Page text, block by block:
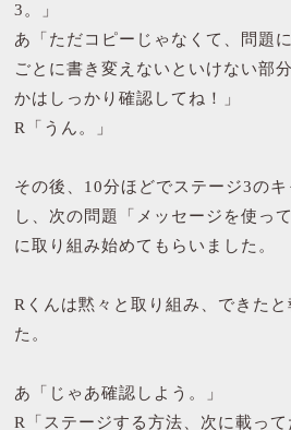
3。」
あ「ただコピーじゃなくて、問題
ごとに書き変えないといけない部
かはしっかり確認してね！」
R「うん。」
その後、10分ほどでステージ3の
し、次の問題「メッセージを使っ
に取り組み始めてもらいました。
Rくんは黙々と取り組み、できた
た。
あ「じゃあ確認しよう。」
R「ステージする方法、次に載っ